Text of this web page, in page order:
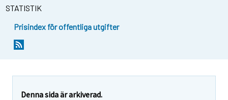
STATISTIK
Prisindex för offentliga utgifter
Denna sida är arkiverad.